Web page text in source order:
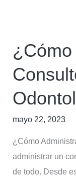
mayo 22, 2023
¿Cómo
administrar un
de todo. Desde